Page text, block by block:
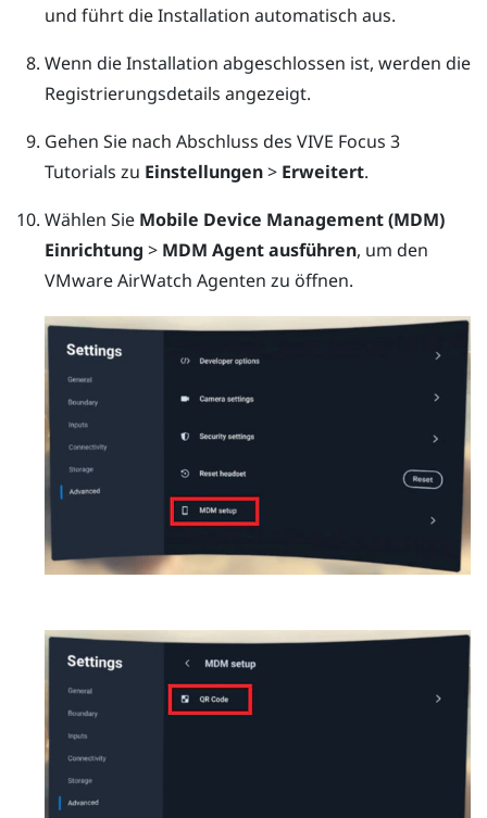
und führt die Installation automatisch aus.
Wenn die Installation abgeschlossen ist, werden die
Registrierungsdetails angezeigt.
Gehen Sie nach Abschluss des VIVE Focus 3
Tutorials zu Einstellungen> Erweitert.
Wählen Sie Mobile Device Management (MDM)
Einrichtung > MDM Agent ausführen, um den
VMware AirWatch Agenten zu öffnen.